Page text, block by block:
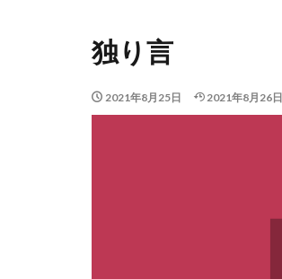
独り言
2021年8月25日 2021年8月26日